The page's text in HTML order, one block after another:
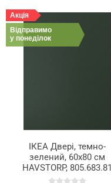
Акція
Відправимо
у понеділок
ІКЕА Двері, темно-
зелений, 60x80 см
HAVSTORP, 805.683.81